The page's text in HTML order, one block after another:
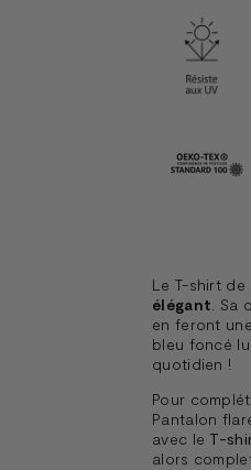
Le T-shirt
élégant. Sa
en feront
bleu foncé
quotidien !
Pour
Pantalon
avec le T-
alors